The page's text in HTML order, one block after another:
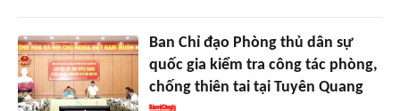
Ban Chỉ đạo Phòng thủ dân sự
quốc gia kiểm tra công tác phòng,
chống thiên tai tại Tuyên Quang